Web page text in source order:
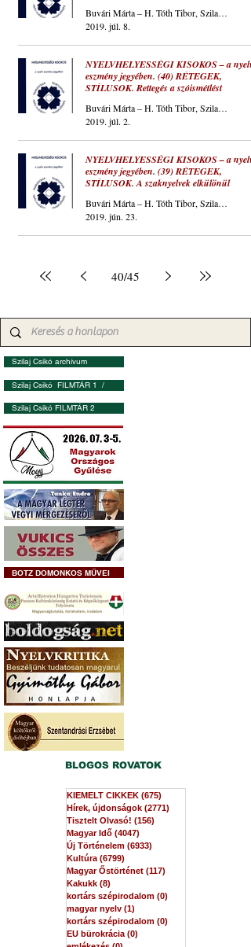
Buvári Márta – H. Tóth Tibor, Szilaj Csikó
2019. júl. 8.
NYELVHELYESSÉGI KISOKOS – a nyelvi
eszmény jegyében. (40) RÉTEGEK,
STÍLUSOK. Rettegés a szóismétlést
Buvári Márta – H. Tóth Tibor, Szilaj Csikó
2019. júl. 2.
NYELVHELYESSÉGI KISOKOS – a nyelvi
eszmény jegyében. (39) RÉTEGEK,
STÍLUSOK. A szaknyelvek elkülönül
Buvári Márta – H. Tóth Tibor, Szilaj Csikó
2019. jún. 23.
40/45
Szilaj Csikó archívum
Szilaj Csikó FILMTÁR 1 /
Szilaj Csikó FILMTÁR 2
BOTZ DOMONKOS MŰVEI
BLOGOS ROVATOK
KIEMELT CIKKEK (675)
Hírek, újdonságok (2771)
Tisztelt Olvasó! (156)
Magyar Idő (4047)
Új Történelem (6933)
Kultúra (6799)
Magyar Őstörténet (117)
Kakukk (8)
kortárs szépirodalom (0)
magyar nyelv (1)
kortárs szépirodalom (0)
EU bürokrácia (0)